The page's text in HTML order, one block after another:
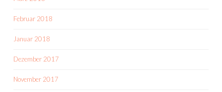
Februar 2018
Januar 2018
Dezember 2017
November 2017